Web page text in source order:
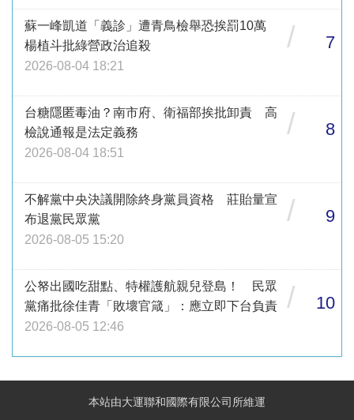
蘇一峰凱道「義診」遭青鳥檢舉恐挨罰10萬
楊植斗批綠營政治追殺
2026-08-04 18:21
/ 7
台糖隱匿毒油？南市府、衛福部挨批卸責 高
檢說通報是法定義務
2026-08-04 18:51
/ 8
不解黨中央決議開除終身黨員資格 莊貽量宣
布退黨民眾黨
2026-08-05 15:20
/ 9
公帑出國吃甜點、特權護航親兒登島！ 民眾
黨痛批徐佳青「敗壞官箴」：應立即下台負責
2026-08-05 12:46
/ 10
本站由大運聯和國際有限公司所維運